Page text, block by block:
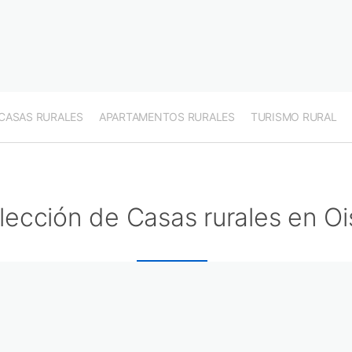
RURALES APARTAMENTOS RURALES TURISMO RURAL
de Casas rurales en